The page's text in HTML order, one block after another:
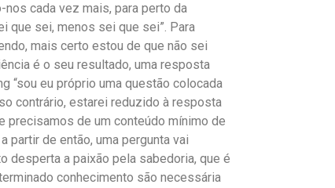
cada vez mais, para perto da
que sei, menos sei que sei”. Para
mais certo estou de que não sei
é o seu resultado, uma resposta
“sou eu próprio uma questão colocada
contrário, estarei reduzido à resposta
precisamos de um conteúdo mínimo de
partir de então, uma pergunta vai
desperta a paixão pela sabedoria, que é
conhecimento são necessária